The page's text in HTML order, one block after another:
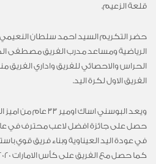
قلعة الزعيم.
حضر التكريم السيد احمد سلطان النعيمي
الرياضية ومساعد مدرب الفريق مصطفى
الحراس والاحصائي للفريق واداري
الفريق الاول لكرة اليد.
ويعد البوسني اساك
في عودة اليد العيناوية وبناء فريق قوي